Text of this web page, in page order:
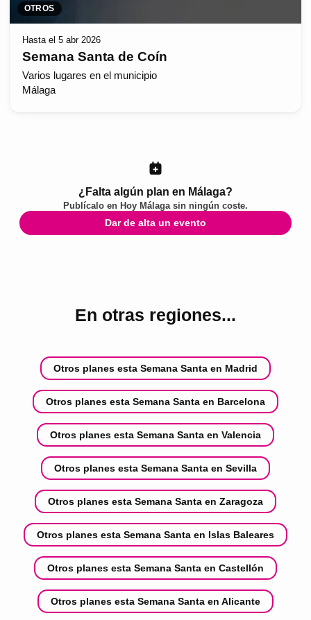
OTROS
Hasta el 5 abr 2026
Semana Santa de Coín
Varios lugares en el municipio
Málaga
¿Falta algún plan en Málaga?
Publícalo en Hoy Málaga sin ningún coste.
Dar de alta un evento
En otras regiones...
Otros planes esta Semana Santa en Madrid
Otros planes esta Semana Santa en Barcelona
Otros planes esta Semana Santa en Valencia
Otros planes esta Semana Santa en Sevilla
Otros planes esta Semana Santa en Zaragoza
Otros planes esta Semana Santa en Islas Baleares
Otros planes esta Semana Santa en Castellón
Otros planes esta Semana Santa en Alicante